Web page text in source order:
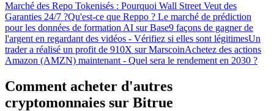
Se connecterS'inscrire
Marché des Repo Tokenisés : Pourquoi Wall Street Veut des
Garanties 24/7 ?Qu'est-ce que Reppo ? Le marché de prédiction
pour les données de formation AI sur Base9 façons de gagner de
l'argent en regardant des vidéos - Vérifiez si elles sont légitimesUn
trader a réalisé un profit de 910X sur MarscoinAchetez des actions
Amazon (AMZN) maintenant - Quel sera le rendement en 2030 ?
Comment acheter d'autres
cryptomonnaies sur Bitrue